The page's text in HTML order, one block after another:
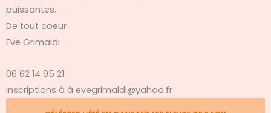
puissantes.
De tout coeur
Eve Grimaldi
06 62 14 95 21
inscriptions à à evegrimaldi@yahoo.fr